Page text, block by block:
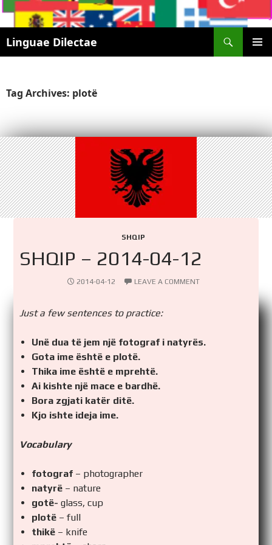
Linguae Dilectae
SKIP
Tag Archives: plotë
SHQIP
SHQIP – 2014-04-12
2014-04-12 LEAVE A COMMENT
Just a few sentences to practice:
Unë dua të jem një fotograf i natyrës.
Gota ime është e plotë.
Thika ime është e mprehtë.
Ai kishte një mace e bardhë.
Bora zgjati katër ditë.
Kjo ishte ideja ime.
Vocabulary
fotograf – photographer
natyrë – nature
gotë- glass, cup
plotë – full
thikë – knife